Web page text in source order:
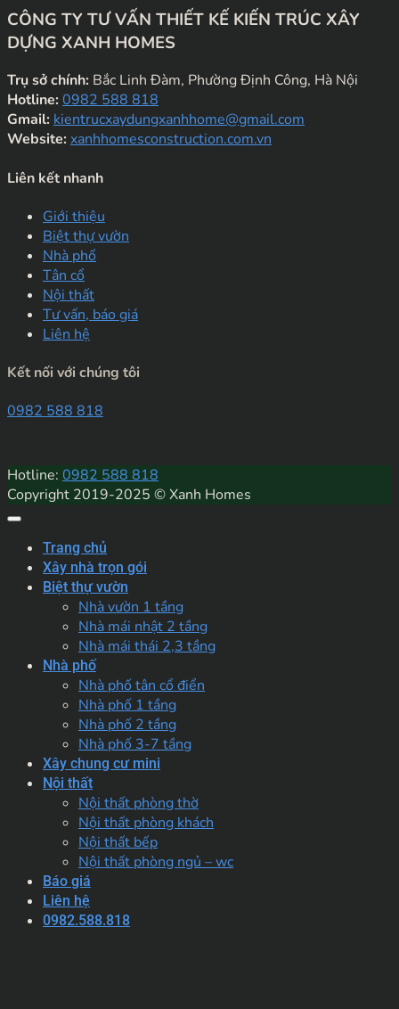
CÔNG TY TƯ VẤN THIẾT KẾ KIẾN TRÚC XÂY
DỰNG XANH HOMES
Trụ sở chính: Bắc Linh Đàm, Phường Định Công, Hà Nội
Hotline:0982 588 818
Gmail:kientrucxaydungxanhhome@gmail.com
Website:xanhhomesconstruction.com.vn
Liên kết nhanh
Giới thiệu
Biệt thự vườn
Nhà phố
Tân cổ
Nội thất
Tư vấn, báo giá
Liên hệ
Kết nối với chúng tôi
0982 588 818
Hotline: 0982 588 818
Copyright 2019-2025 © Xanh Homes
Trang chủ
Xây nhà trọn gói
Biệt thự vườn
Nhà vườn 1 tầng
Nhà mái nhật 2 tầng
Nhà mái thái 2,3 tầng
Nhà phố
Nhà phố tân cổ điển
Nhà phố 1 tầng
Nhà phố 2 tầng
Nhà phố 3-7 tầng
Xây chung cư mini
Nội thất
Nội thất phòng thờ
Nội thất phòng khách
Nội thất bếp
Nội thất phòng ngủ – wc
Báo giá
Liên hệ
0982.588.818